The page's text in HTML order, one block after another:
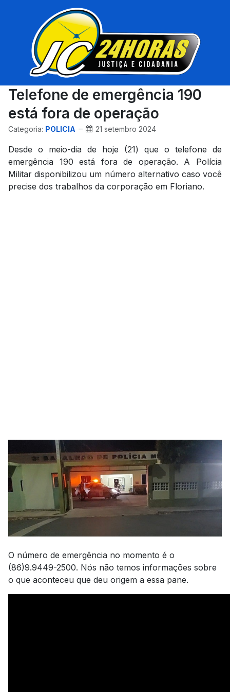
Telefone de emergência 190
está fora de operação
Categoria: POLICIA 21 setembro 2024
Desde o meio-dia de hoje (21) que o telefone de
emergência 190 está fora de operação. A Polícia
Militar disponibilizou um número alternativo caso você
precise dos trabalhos da corporação em Floriano.
O número de emergência no momento é o
(86)9.9449-2500. Nós não temos informações sobre
o que aconteceu que deu origem a essa pane.